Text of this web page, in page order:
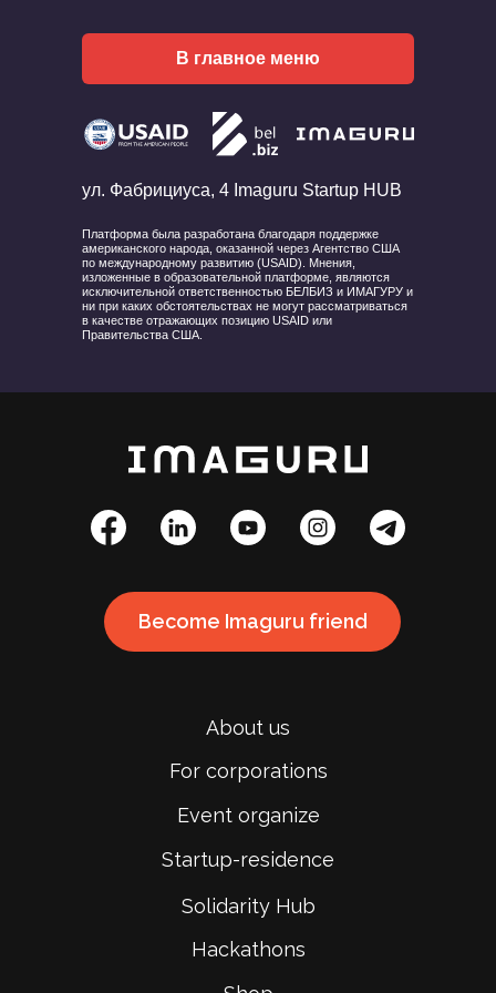
ул. Фабрициуса, 4 Imaguru Startup HUB
Платформа была разработана благодаря поддержке
американского народа, оказанной через Агентство США
по международному развитию (USAID). Мнения,
изложенные в образовательной платформе, являются
исключительной ответственностью БЕЛБИЗ и ИМАГУРУ и
ни при каких обстоятельствах не могут рассматриваться
в качестве отражающих позицию USAID или
Правительства США.
В главное меню
About us
For corporations
Event organize
Startup-residence
Solidarity Hub
Hackathons
Become Imaguru friend